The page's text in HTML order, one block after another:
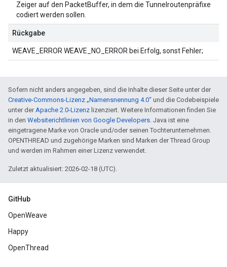
Zeiger auf den PacketBuffer, in dem die Tunnelroutenpräfixe
codiert werden sollen.
Rückgabe
WEAVE_ERROR WEAVE_NO_ERROR bei Erfolg, sonst Fehler;
Sofern nicht anders angegeben, sind die Inhalte dieser Seite unter der
Creative-Commons-Lizenz „Namensnennung 4.0“ und die Codebeispiele
unter derApache 2.0-Lizenz lizenziert. Weitere Informationen finden Sie
in den Websiterichtlinien von Google Developers. Java ist eine
eingetragene Marke von Oracle und/oder seinen Tochterunternehmen.
OPENTHREAD und zugehörige Marken sind Marken der Thread Group
und werden im Rahmen einer Lizenz verwendet.
Zuletzt aktualisiert: 2026-02-18 (UTC).
GitHub
OpenWeave
Happy
OpenThread